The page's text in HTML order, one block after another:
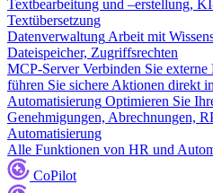
Textbearbeitung und –erstellung,
Textübersetzung
Datenverwaltung Arbeit mit
Dateispeicher, Zugriffsrechten
MCP-Server Verbinden Sie
führen Sie sichere Aktionen direkt
Automatisierung Optimieren Sie
Genehmigungen, Abrechnungen,
Automatisierung
Alle Funktionen von HR und
CoPilot